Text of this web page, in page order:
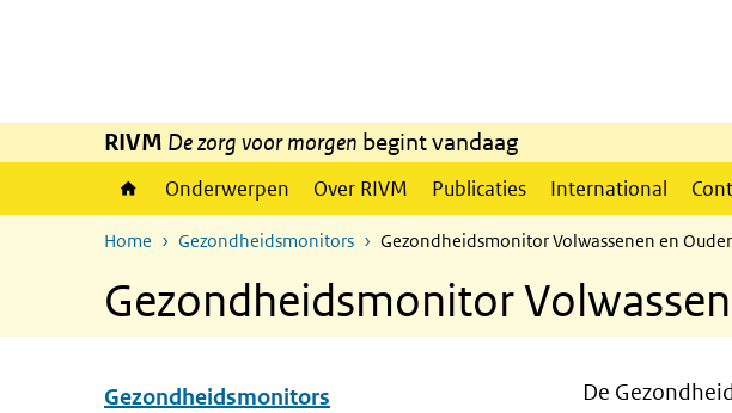
RIVM De zorg voor morgen begint vandaag
Onderwerpen Over RIVM Publicaties International
Home Gezondheidsmonitors Gezondheidsmonitor Volwassenen en
Gezondheidsmonitor
Overslaan menu Gezondheidsmonitors
Gezondheidsmonitors
De